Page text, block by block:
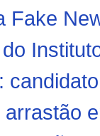
Fake